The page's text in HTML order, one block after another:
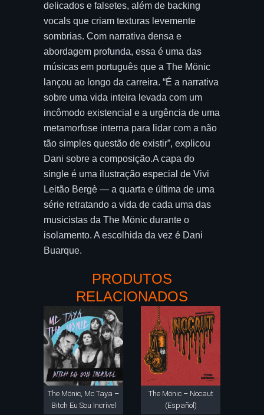
delicados e falsetes, além de backing
vocals que criam texturas levemente
sombrias. Com narrativa densa e
abordagem profunda, essa é uma das
músicas em português que a The Mönic
lançou ao longo da carreira. “É a narrativa
sobre uma vida inteira levada com um
incômodo existencial e a urgência de uma
metamorfose interna para lidar com a não
tão simples questão de existir”, explicou
Dani sobre a composição.A capa do
single é uma ilustração especial de Vivi
Leitão Bergè — a quarta e última de uma
série retratando a vida de cada uma das
musicistas da The Mönic durante o
isolamento. A escolhida da vez é Dani
Buarque.
PRODUTOS
RELACIONADOS
The Mönic, Mc Taya –
Bitch Eu Sou Incrível
The Mönic – Nocaut
(Español)